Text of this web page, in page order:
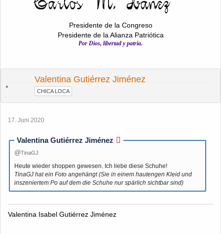
Presidente de la Congreso
Presidente de la Alianza Patriótica
Por Dios, libertad y patria.
Valentina Gutiérrez Jiménez
CHICA LOCA
17. Juni 2020
Valentina Gutiérrez Jiménez
TinaGJ
Heute wieder shoppen gewesen. Ich liebe diese Schuhe!
TinaGJ hat ein Foto angehängt (Sie in einem hautengen Kleid und
inszeniertem Po auf dem die Schuhe nur spärlich sichtbar sind)
Valentina Isabel Gutiérrez Jiménez